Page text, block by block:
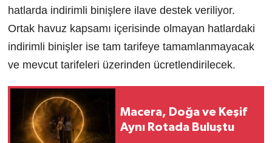
hatlarda indirimli binişlere ilave destek veriliyor.
Ortak havuz kapsamı içerisinde olmayan hatlardaki
indirimli binişler ise tam tarifeye tamamlanmayacak
ve mevcut tarifeleri üzerinden ücretlendirilecek.
Macera, Doğa ve Keşif
Aynı Rotada Buluştu